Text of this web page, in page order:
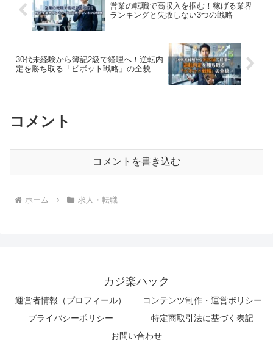
営業の転職で高収入を掴む！稼げる業界
ランキングと失敗しない3つの戦略
30代未経験から簿記2級で経理へ！逆転内
定を勝ち取る「ピボット戦略」の全貌
コメント
コメントを書き込む
ホーム 求人・転職
カジ楽ハック
運営者情報（プロフィール）
コンテンツ制作・運営ポリシー
プライバシーポリシー
特定商取引法に基づく表記
お問い合わせ